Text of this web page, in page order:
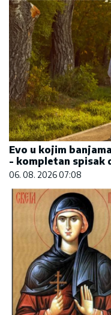
Evo u kojim
- kompletan spisak
06. 08. 2026 07:08